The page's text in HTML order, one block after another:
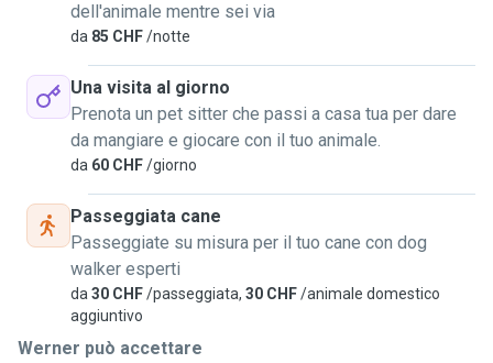
dell'animale mentre sei via
da 85 CHF/notte
Una visita al giorno
Prenota un pet sitter che passi a casa tua per dare
da mangiare e giocare con il tuo animale.
da 60 CHF/giorno
Passeggiata cane
Passeggiate su misura per il tuo cane con dog
walker esperti
da 30 CHF/passeggiata, 30 CHF/animale domestico
aggiuntivo
Werner può accettare